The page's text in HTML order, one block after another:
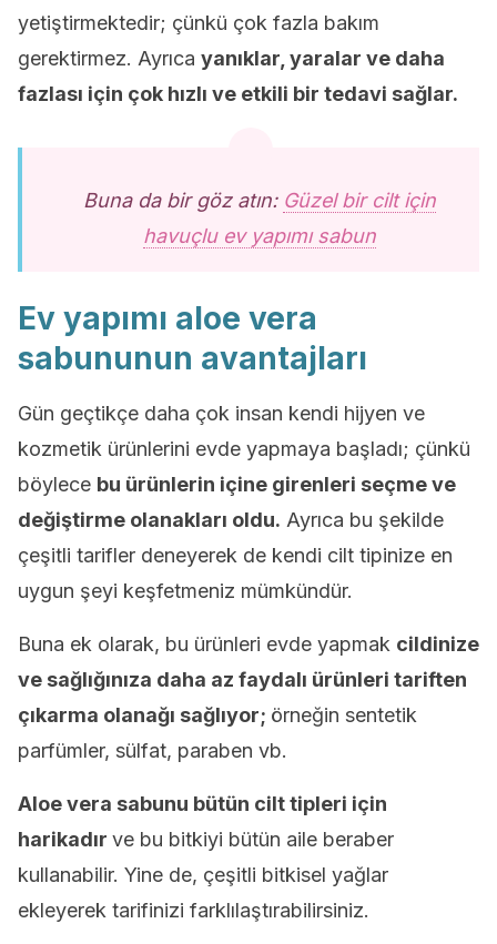
yetiştirmektedir; çünkü çok fazla bakım
gerektirmez. Ayrıca yanıklar, yaralar ve daha
fazlası için çok hızlı ve etkili bir tedavi sağlar.
Buna da bir göz atın: Güzel bir cilt için
havuçlu ev yapımı sabun
Ev yapımı aloe vera
sabununun avantajları
Gün geçtikçe daha çok insan kendi hijyen ve
kozmetik ürünlerini evde yapmaya başladı; çünkü
böylece bu ürünlerin içine girenleri seçme ve
değiştirme olanakları oldu. Ayrıca bu şekilde
çeşitli tarifler deneyerek de kendi cilt tipinize en
uygun şeyi keşfetmeniz mümkündür.
Buna ek olarak, bu ürünleri evde yapmak cildinize
ve sağlığınıza daha az faydalı ürünleri tariften
çıkarma olanağı sağlıyor; örneğin sentetik
parfümler, sülfat, paraben vb.
Aloe vera sabunu bütün cilt tipleri için
harikadır ve bu bitkiyi bütün aile beraber
kullanabilir. Yine de, çeşitli bitkisel yağlar
ekleyerek tarifinizi farklılaştırabilirsiniz.